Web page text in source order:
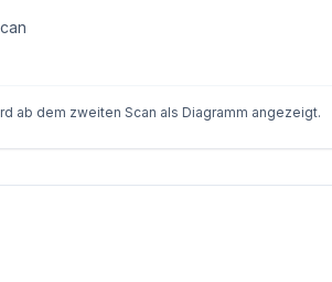
ab dem zweiten Scan als Diagramm angezeigt.